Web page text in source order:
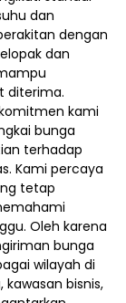
dan
dengan
dan
diterima.
kami
bunga
terhadap
Kami percaya
tetap
Oleh karena
bunga
wilayah di
kawasan bisnis,